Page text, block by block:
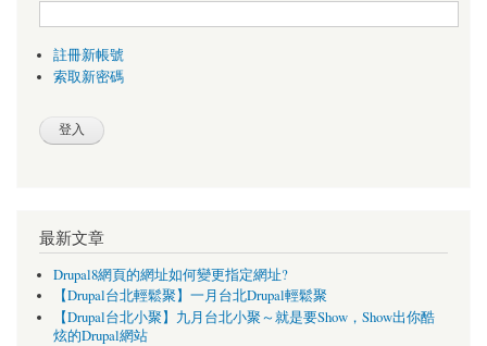
註冊新帳號
索取新密碼
最新文章
Drupal8網頁的網址如何變更指定網址?
【Drupal台北輕鬆聚】一月台北Drupal輕鬆聚
【Drupal台北小聚】九月台北小聚～就是要Show，Show出你酷
炫的Drupal網站